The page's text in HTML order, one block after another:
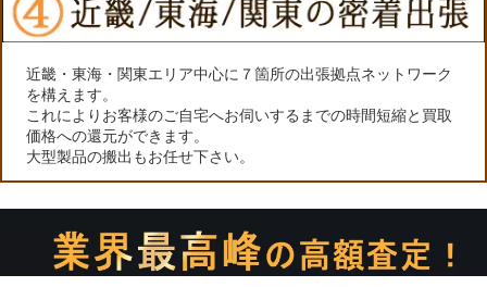
近畿・東海・関東エリア中心に７箇所の出張拠点ネットワーク
を構えます。
これによりお客様のご自宅へお伺いするまでの時間短縮と買取
価格への還元ができます。
大型製品の搬出もお任せ下さい。